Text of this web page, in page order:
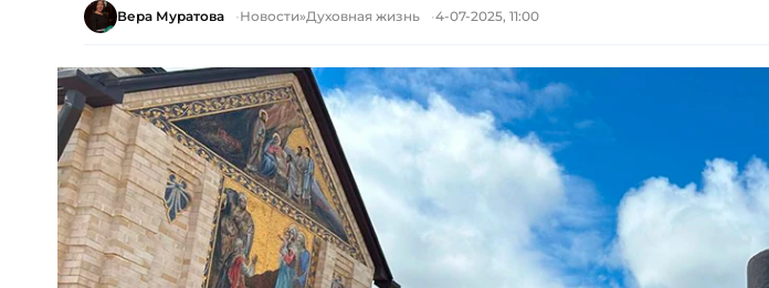
Вера Муратова Новости»Духовная жизнь 4-07-2025, 11:00